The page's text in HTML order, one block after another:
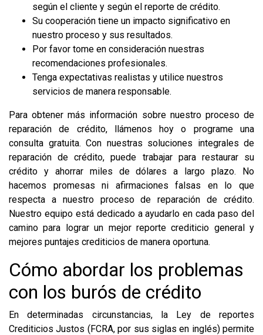
según el cliente y según el reporte de crédito.
Su cooperación tiene un impacto significativo en
nuestro proceso y sus resultados.
Por favor tome en consideración nuestras
recomendaciones profesionales.
Tenga expectativas realistas y utilice nuestros
servicios de manera responsable.
Para obtener más información sobre nuestro proceso de
reparación de crédito, llámenos hoy o programe una
consulta gratuita. Con nuestras soluciones integrales de
reparación de crédito, puede trabajar para restaurar su
crédito y ahorrar miles de dólares a largo plazo. No
hacemos promesas ni afirmaciones falsas en lo que
respecta a nuestro proceso de reparación de crédito.
Nuestro equipo está dedicado a ayudarlo en cada paso del
camino para lograr un mejor reporte crediticio general y
mejores puntajes crediticios de manera oportuna.
Cómo abordar los problemas
con los burós de crédito
En determinadas circunstancias, la Ley de reportes
Crediticios Justos (FCRA, por sus siglas en inglés) permite